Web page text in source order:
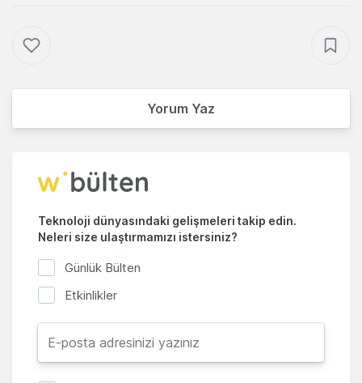
Yorum Yaz
Teknoloji dünyasındaki gelişmeleri takip edin.
Neleri size ulaştırmamızı istersiniz?
Günlük Bülten
Etkinlikler